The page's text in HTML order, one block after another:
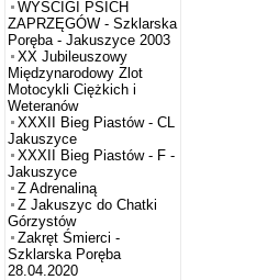
WYŚCIGI PSICH
ZAPRZĘGÓW - Szklarska
Poręba - Jakuszyce 2003
XX Jubileuszowy
Międzynarodowy Zlot
Motocykli Ciężkich i
Weteranów
XXXII Bieg Piastów - CL
Jakuszyce
XXXII Bieg Piastów - F -
Jakuszyce
Z Adrenaliną
Z Jakuszyc do Chatki
Górzystów
Zakręt Śmierci -
Szklarska Poręba
28.04.2020